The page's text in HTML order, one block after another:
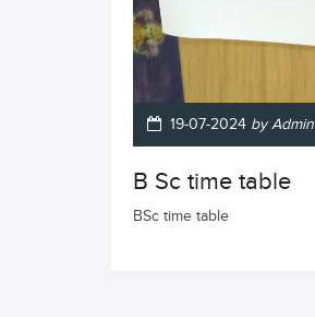
19-07-2024by Admin
B Sc time table
BSc time table